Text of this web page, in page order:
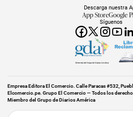
Síguenos
Descarga nuestra
App StoreGoogle
Miembro del Grupo de Diarios América
Empresa Editora El Comercio. Calle Paracas #532,
Elcomercio.pe. Grupo El Comercio — Todos los
Miembro del Grupo de Diarios América